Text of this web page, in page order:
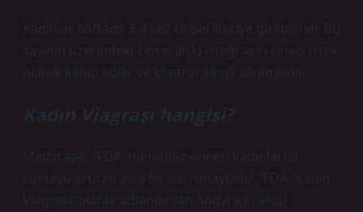
Kadınlar haftada 3-4 kez cinsel ilişkiye girebilirler. Bu
sayının üzerindeki cinsel ilişki isteği aşırı cinsel istek
olarak kabul edilir ve kontrol altına alınmalıdır.
Kadın Viagrası hangisi?
Medscape: “FDA, menopoz öncesi kadınlarda
libidoyu artıran yeni bir ilacı onayladı,” “FDA, ‘kadın
Viagrası’ olarak adlandırılan Addyi için alkol